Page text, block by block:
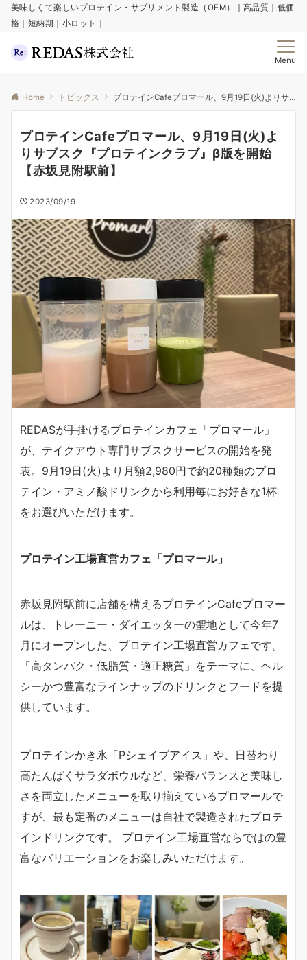
美味しくて楽しいプロテイン・サプリメント製造（OEM）｜高品質｜低価
格｜短納期｜小ロット｜
Menu
Home トピックス プロテインCafeプロマール、9月19日(火)よりサブスク『プロテインクラブ』β版を開始【赤坂見附駅前】
プロテインCafeプロマール、9月19日(火)よ
りサブスク『プロテインクラブ』β版を開始
【赤坂見附駅前】
2023/09/19
REDASが手掛けるプロテインカフェ「プロマール」
が、テイクアウト専門サブスクサービスの開始を発
表。9月19日(火)より月額2,980円で約20種類のプロ
テイン・アミノ酸ドリンクから利用毎にお好きな1杯
をお選びいただけます。
プロテイン工場直営カフェ「プロマール」
赤坂見附駅前に店舗を構えるプロテインCafeプロマー
ルは、トレーニー・ダイエッターの聖地として今年7
月にオープンした、プロテイン工場直営カフェです。
「高タンパク・低脂質・適正糖質」をテーマに、ヘル
シーかつ豊富なラインナップのドリンクとフードを提
供しています。
プロテインかき氷「Pシェイブアイス」や、日替わり
高たんぱくサラダボウルなど、栄養バランスと美味し
さを両立したメニューを取り揃えているプロマールで
すが、最も定番のメニューは自社で製造されたプロテ
インドリンクです。 プロテイン工場直営ならではの豊
富なバリエーションをお楽しみいただけます。